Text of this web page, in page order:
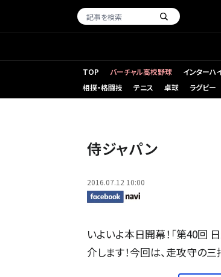
TOP バーチャル高校野球 インターハ
相撲・格闘技
テニス 卓球 ラグビー
侍ジャパン
2016.07.12 10:00
いよいよ本日開幕！「第40回
介します！今回は、走攻守の